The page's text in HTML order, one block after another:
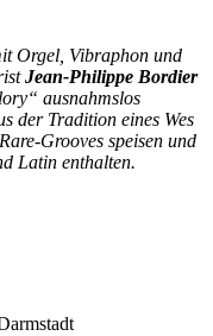
Orgel, Vibraphon und
Jean-Philippe Bordier
ausnahmslos
der Tradition eines Wes
Grooves speisen und
Latin enthalten.